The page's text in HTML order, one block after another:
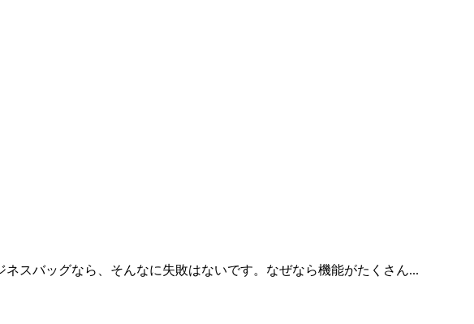
スバッグなら、そんなに失敗はないです。なぜなら機能がたくさん...